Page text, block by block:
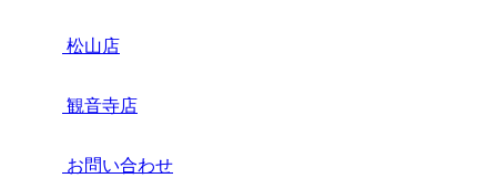
松山店
観音寺店
お問い合わせ